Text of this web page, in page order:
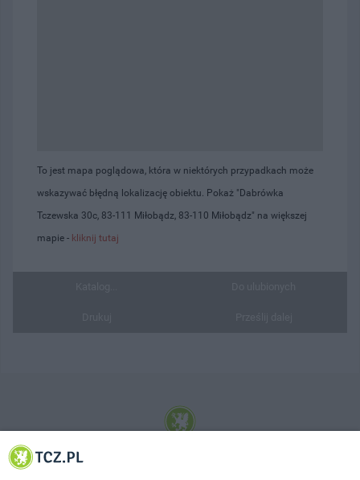
To jest mapa poglądowa, która w niektórych przypadkach może
wskazywać błędną lokalizację obiektu. Pokaż "Dabrówka
Tczewska 30c, 83-111 Miłobądz, 83-110 Miłobądz" na większej
mapie - kliknij tutaj
© 2001-2026 Tczew - TCZ.PL Sp. z o.o. Internetowy Serwis Informacyjny Miasta